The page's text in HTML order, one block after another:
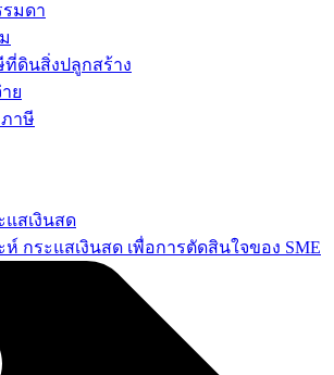
มดา
ดินสิ่งปลูกสร้าง
ย
าษี
ห์ กระแสเงินสด เพื่อการตัดสินใจของ SME